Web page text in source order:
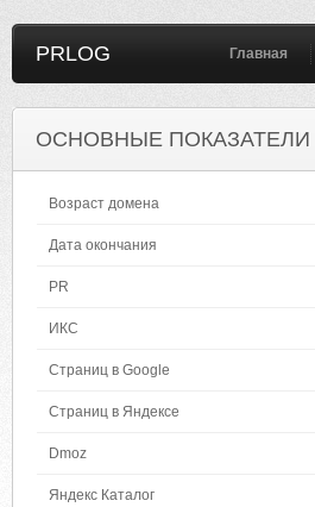
PRLOG Главная
ОСНОВНЫЕ ПОКАЗАТЕЛИ
Возраст домена
Дата окончания
PR
ИКС
Страниц в Google
Страниц в Яндексе
Dmoz
Яндекс Каталог